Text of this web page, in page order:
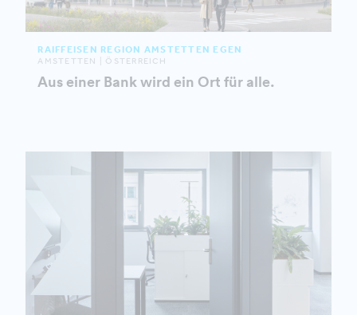
RAIFFEISEN REGION AMSTETTEN EGEN
AMSTETTEN | ÖSTERREICH
Aus einer Bank wird ein Ort für alle.